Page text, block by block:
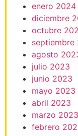
enero 2024
diciembre
octubre
septiembre
agosto
julio 2023
junio 2023
mayo 2023
abril 2023
marzo 2023
febrero